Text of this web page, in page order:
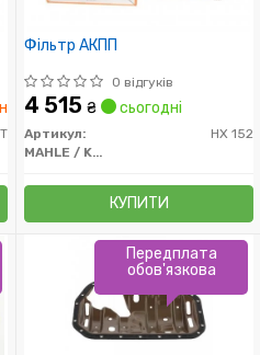
Фільтр АКПП
0 відгуків
4 515 ₴ сьогодні
Артикул:
HX 152
MAHLE / KNECHT
КУПИТИ
Передплата
обов'язкова